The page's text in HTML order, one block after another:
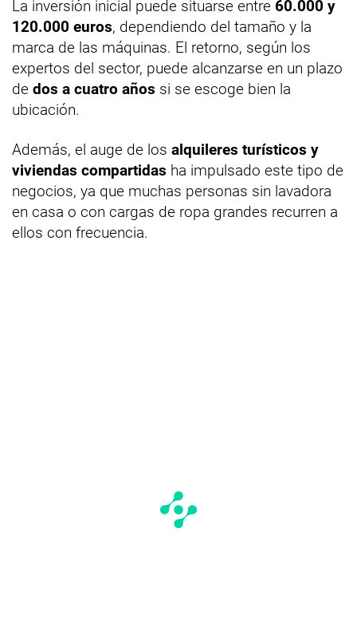
La inversión inicial puede situarse entre 60.000 y
120.000 euros, dependiendo del tamaño y la
marca de las máquinas. El retorno, según los
expertos del sector, puede alcanzarse en un plazo
de dos a cuatro años si se escoge bien la
ubicación.
Además, el auge de los alquileres turísticos y
viviendas compartidas ha impulsado este tipo de
negocios, ya que muchas personas sin lavadora
en casa o con cargas de ropa grandes recurren a
ellos con frecuencia.